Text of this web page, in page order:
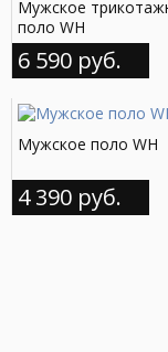
Мужское
поло WH
6 590 руб.
Мужское поло WH
4 390 руб.